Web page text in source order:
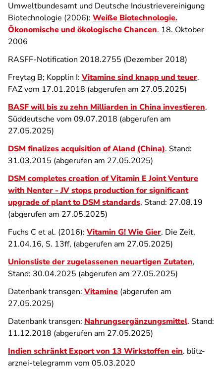
Umweltbundesamt und Deutsche Industrievereinigung
Biotechnologie (2006): Weiße Biotechnologie.
Ökonomische und ökologische Chancen. 18. Oktober
2006
RASFF-Notification 2018.2755 (Dezember 2018)
Freytag B; Kopplin I: Vitamine sind knapp und teuer.
FAZ vom 17.01.2018 (abgerufen am 27.05.2025)
BASF will bis zu zehn Milliarden in China investieren.
Süddeutsche vom 09.07.2018 (abgerufen am
27.05.2025)
DSM finalizes acquisition of Aland (China). Stand:
31.03.2015 (abgerufen am 27.05.2025)
DSM completes creation of Vitamin E Joint Venture
with Nenter - JV stops production for significant
upgrade of plant to DSM standards, Stand: 27.08.19
(abgerufen am 27.05.2025)
Fuchs C et al. (2016): Vitamin G! Wie Gier. Die Zeit,
21.04.16, S. 13ff, (abgerufen am 27.05.2025)
Unionsliste der zugelassenen neuartigen Zutaten,
Stand: 30.04.2025 (abgerufen am 27.05.2025)
Datenbank transgen: Vitamine (abgerufen am
27.05.2025)
Datenbank transgen: Nahrungsergänzungsmittel. Stand:
11.12.2018 (abgerufen am 27.05.2025)
Indien schränkt Export von 13 Wirkstoffen ein. blitz-
arznei-telegramm vom 05.03.2020